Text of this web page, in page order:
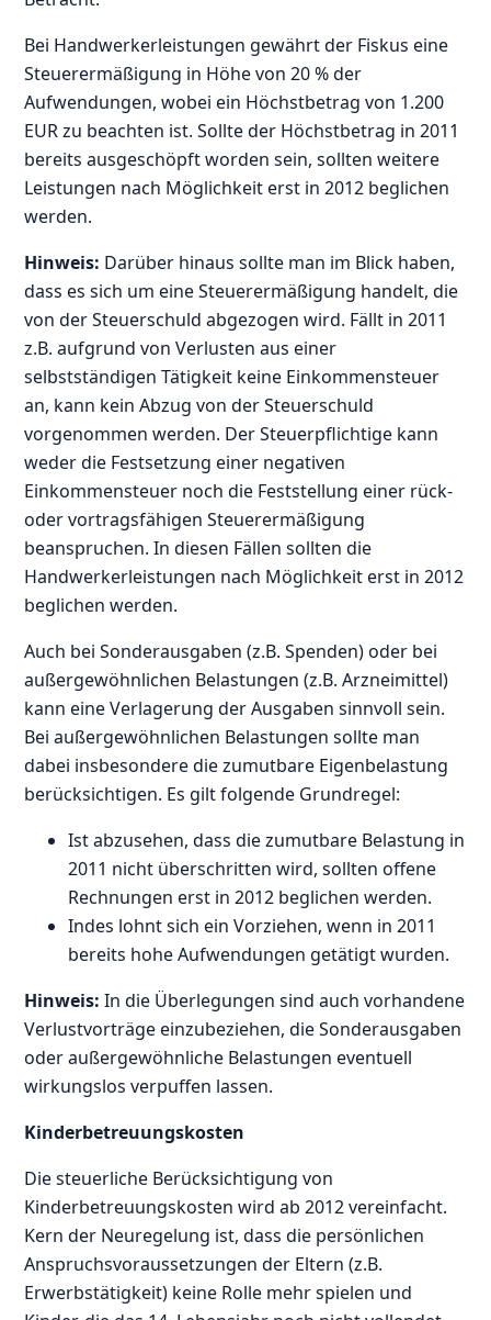
Bei Handwerkerleistungen gewährt der Fiskus eine
Steuerermäßigung in Höhe von 20 % der
Aufwendungen, wobei ein Höchstbetrag von 1.200
EUR zu beachten ist. Sollte der Höchstbetrag in 2011
bereits ausgeschöpft worden sein, sollten weitere
Leistungen nach Möglichkeit erst in 2012 beglichen
werden.
Hinweis: Darüber hinaus sollte man im Blick haben,
dass es sich um eine Steuerermäßigung handelt, die
von der Steuerschuld abgezogen wird. Fällt in 2011
z.B. aufgrund von Verlusten aus einer
selbstständigen Tätigkeit keine Einkommensteuer
an, kann kein Abzug von der Steuerschuld
vorgenommen werden. Der Steuerpflichtige kann
weder die Festsetzung einer negativen
Einkommensteuer noch die Feststellung einer rück-
oder vortragsfähigen Steuerermäßigung
beanspruchen. In diesen Fällen sollten die
Handwerkerleistungen nach Möglichkeit erst in 2012
beglichen werden.
Auch bei Sonderausgaben (z.B. Spenden) oder bei
außergewöhnlichen Belastungen (z.B. Arzneimittel)
kann eine Verlagerung der Ausgaben sinnvoll sein.
Bei außergewöhnlichen Belastungen sollte man
dabei insbesondere die zumutbare Eigenbelastung
berücksichtigen. Es gilt folgende Grundregel:
Ist abzusehen, dass die zumutbare Belastung in
2011 nicht überschritten wird, sollten offene
Rechnungen erst in 2012 beglichen werden.
Indes lohnt sich ein Vorziehen, wenn in 2011
bereits hohe Aufwendungen getätigt wurden.
Hinweis:In die Überlegungen sind auch vorhandene
Verlustvorträge einzubeziehen, die Sonderausgaben
oder außergewöhnliche Belastungen eventuell
wirkungslos verpuffen lassen.
Kinderbetreuungskosten
Die steuerliche Berücksichtigung von
Kinderbetreuungskosten wird ab 2012 vereinfacht.
Kern der Neuregelung ist, dass die persönlichen
Anspruchsvoraussetzungen der Eltern (z.B.
Erwerbstätigkeit) keine Rolle mehr spielen und